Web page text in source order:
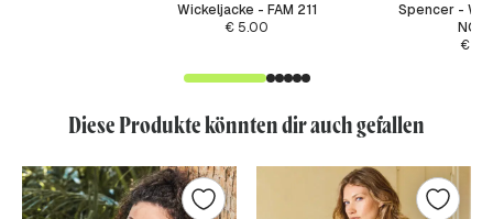
Wickeljacke - FAM 211
€ 5.00
Spencer -
€
Diese Produkte könnten dir auch gefallen